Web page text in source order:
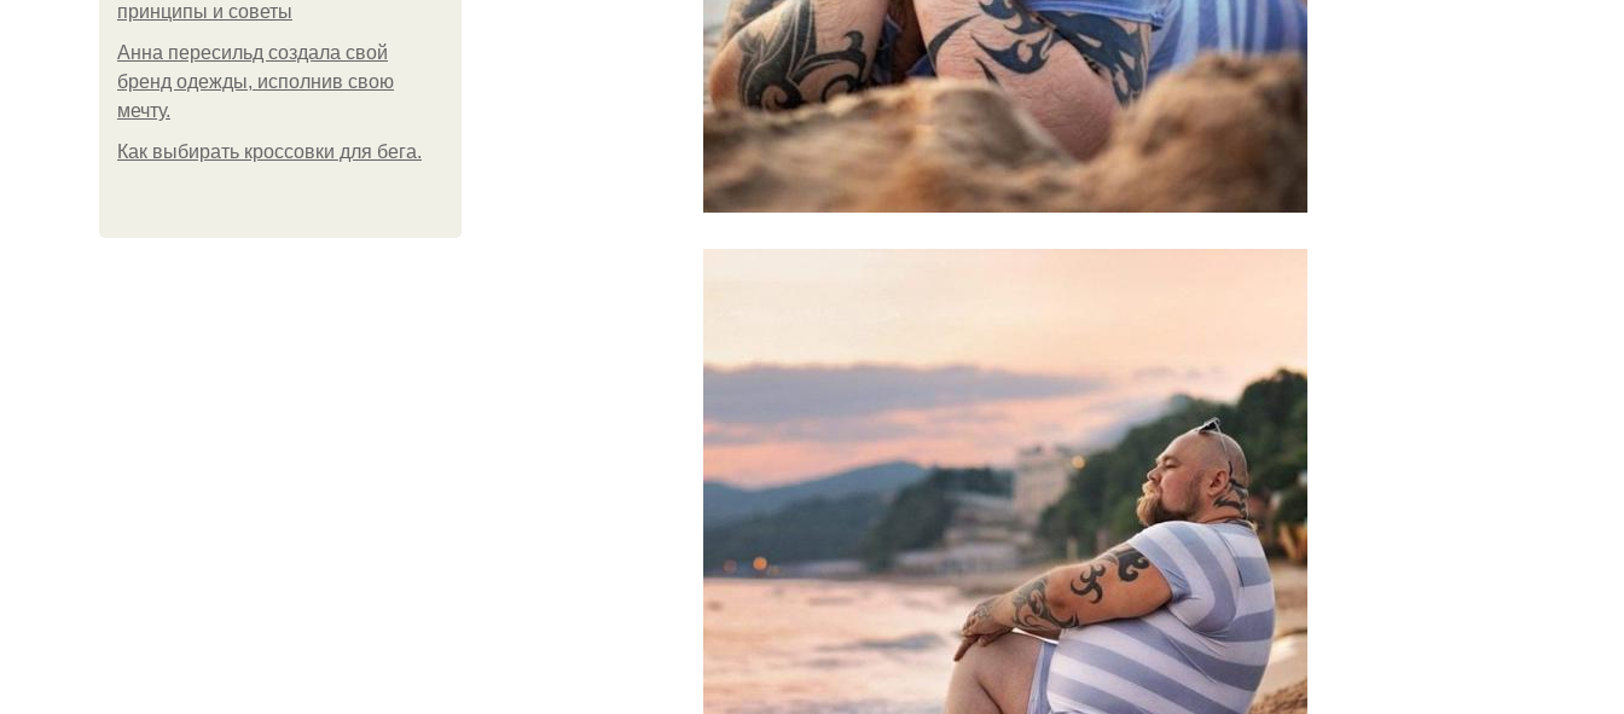
принципы и советы
Анна пересильд создала свой
бренд одежды, исполнив свою
мечту.
Как выбирать кроссовки для бега.